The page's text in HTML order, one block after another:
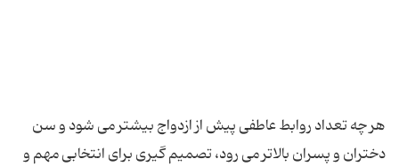
هر چه تعداد روابط عاطفی پیش از ازدواج بیشتر می شود و سن
دختران و پسران بالاتر می رود، تصمیم گیری برای انتخابی مهم و